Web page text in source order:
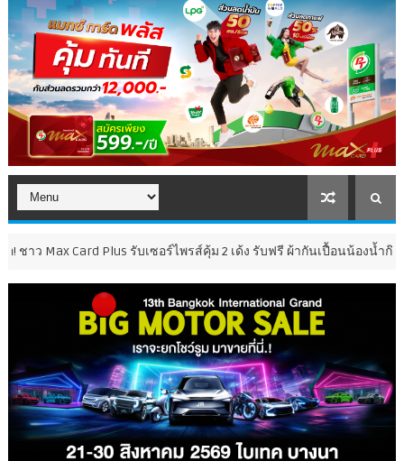
Card Plus รับเซอร์ไพรส์คุ้ม 2 เด้ง รับฟรี ผ้ากันเปื้อนน้องน้ำก๊าซ และ คู